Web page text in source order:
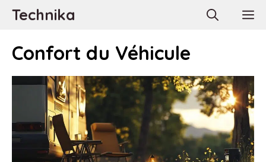
AllerTechnika
Confort du Véhicule